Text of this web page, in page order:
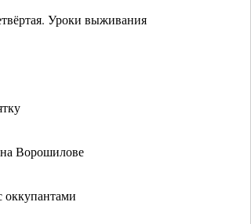
Уроки выживания
Ворошилове
оккупантами